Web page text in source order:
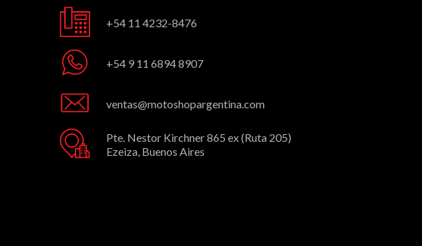
+54 11 4232-8476
+54 9 11 6894 8907
ventas@motoshopargentina.com
Pte. Nestor Kirchner 865 ex (Ruta 205)
Ezeiza, Buenos Aires